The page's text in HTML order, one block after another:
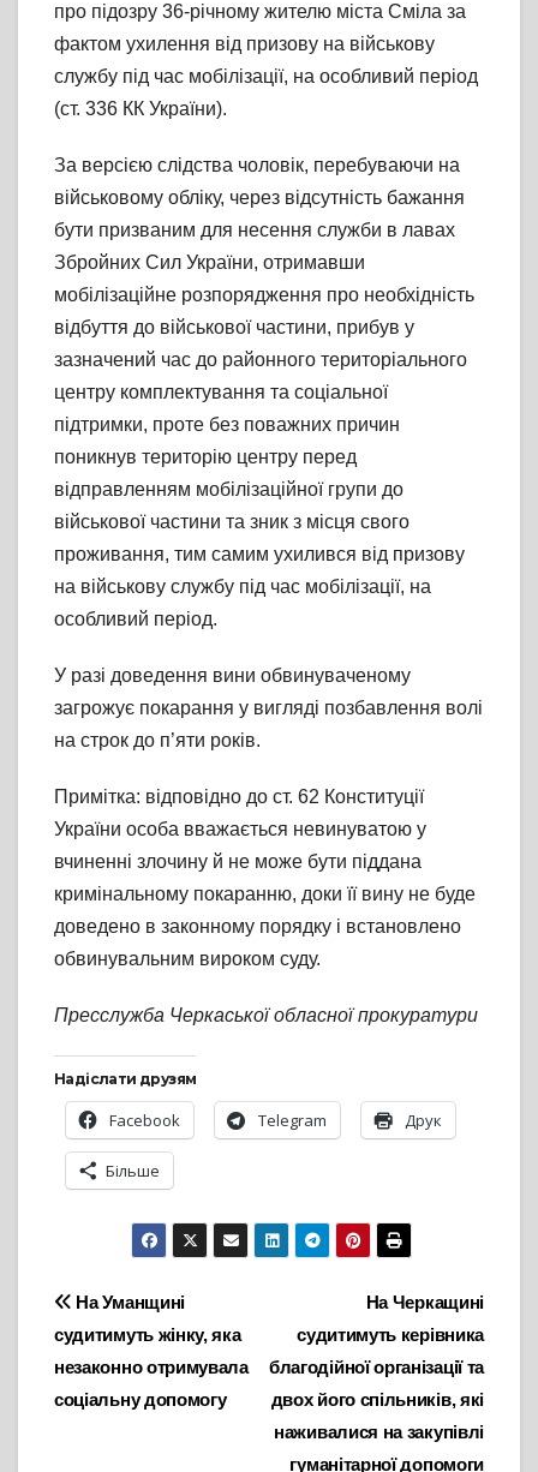
про підозру 36-річному жителю міста Сміла за
фактом ухилення від призову на військову
службу під час мобілізації, на особливий період
(ст. 336 КК України).
За версією слідства чоловік, перебуваючи на
військовому обліку, через відсутність бажання
бути призваним для несення служби в лавах
Збройних Сил України, отримавши
мобілізаційне розпорядження про необхідність
відбуття до військової частини, прибув у
зазначений час до районного територіального
центру комплектування та соціальної
підтримки, проте без поважних причин
поникнув територію центру перед
відправленням мобілізаційної групи до
військової частини та зник з місця свого
проживання, тим самим ухилився від призову
на військову службу під час мобілізації, на
особливий період.
У разі доведення вини обвинуваченому
загрожує покарання у вигляді позбавлення волі
на строк до п’яти років.
Примітка: відповідно до ст. 62 Конституції
України особа вважається невинуватою у
вчиненні злочину й не може бути піддана
кримінальному покаранню, доки її вину не буде
доведено в законному порядку і встановлено
обвинувальним вироком суду.
Пресслужба Черкаської обласної прокуратури
Надіслати друзям
Facebook Telegram Друк
Більше
Навігація
записів
На Черкащині
судитимуть керівника
благодійної організації та
двох його спільників, які
наживалися на закупівлі
гуманітарної допомоги
На Уманщині
судитимуть жінку, яка
незаконно отримувала
соціальну допомогу